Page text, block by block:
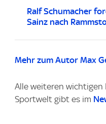
Ralf Schumacher
Sainz nach
Mehr zum Autor Max
Alle weiteren
Sportwelt gibt es im